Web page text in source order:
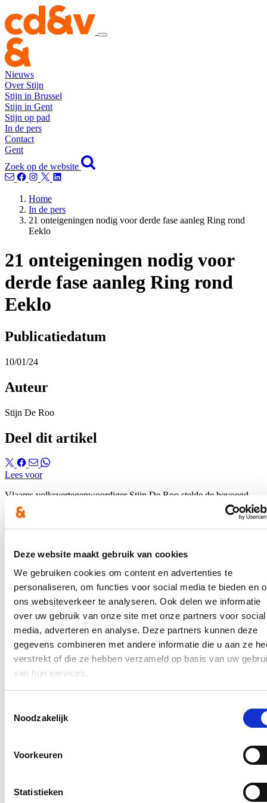
Deze website maakt gebruik van cookies
We gebruiken cookies om content en advertenties te
personaliseren, om functies voor social media te bieden en
ons websiteverkeer te analyseren. Ook delen we informatie
over uw gebruik van onze site met onze partners voor social
media, adverteren en analyse. Deze partners kunnen deze
gegevens combineren met andere informatie die u aan ze
verstrekt of die ze hebben verzameld op basis van uw
van hun services.
Noodzakelijk
Voorkeuren
Statistieken
Nieuws
Over Stijn
Stijn in Brussel
Stijn in Gent
Stijn op pad
In de pers
Contact
Gent
Zoek op de website
Home
In de pers
21 onteigeningen nodig voor derde fase aanleg Ring rond
Eeklo
21 onteigeningen nodig voor
derde fase aanleg Ring rond
Eeklo
Publicatiedatum
10/01/24
Auteur
Stijn De Roo
Deel dit artikel
Lees voor
Vlaams volksvertegenwoordiger Stijn De Roo stelde de bevoegd
minister vragen over de aanleg van de Ring rond Eeklo.
Hierover verscheen een bericht op dewebsite van HLN.
In de pers
Nieuwe speeltuin in Ter Durmenpark komt er nog
dit jaar
05/08/26
Speelzones in de buurt zijn belangrijke ontmoetingsplaatsen voor
kinderen, ouders en buurtbewoners. Ze dragen bij aan de
leefbaarheid van de wijk en bieden kinderen de mogelijkheid om
haverklap vastrijden, krijgt ‘halve knip’
kunnen rijden.